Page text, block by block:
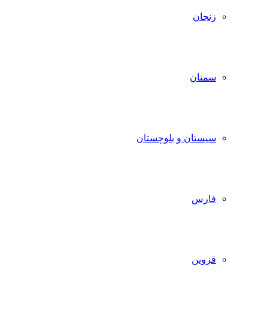
زنجان
سمنان
سیستان و بلوچستان
فارس
قزوین